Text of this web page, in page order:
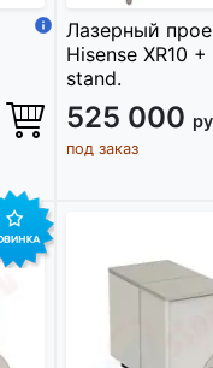
Лазерный
Hisense XR10 +
stand.
525 000
под заказ